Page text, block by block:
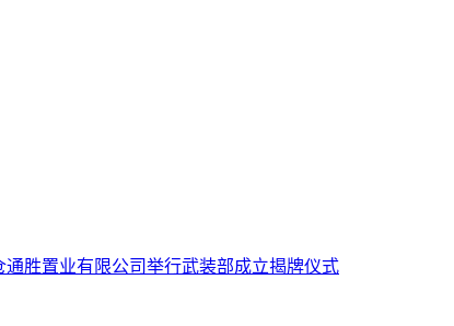
胜置业有限公司举行武装部成立揭牌仪式